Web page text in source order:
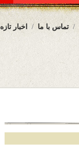
اخبار تازه تماس با ما